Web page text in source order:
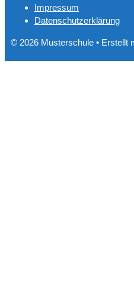
Impressum
Datenschutzerklärung
© 2026 Musterschule • Erstellt